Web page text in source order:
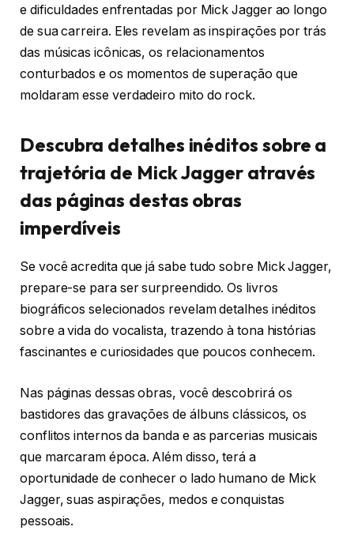
e dificuldades enfrentadas por Mick Jagger ao longo
de sua carreira. Eles revelam as inspirações por trás
das músicas icônicas, os relacionamentos
conturbados e os momentos de superação que
moldaram esse verdadeiro mito do rock.
Descubra detalhes inéditos sobre a
trajetória de Mick Jagger através
das páginas destas obras
imperdíveis
Se você acredita que já sabe tudo sobre Mick Jagger,
prepare-se para ser surpreendido. Os livros
biográficos selecionados revelam detalhes inéditos
sobre a vida do vocalista, trazendo à tona histórias
fascinantes e curiosidades que poucos conhecem.
Nas páginas dessas obras, você descobrirá os
bastidores das gravações de álbuns clássicos, os
conflitos internos da banda e as parcerias musicais
que marcaram época. Além disso, terá a
oportunidade de conhecer o lado humano de Mick
Jagger, suas aspirações, medos e conquistas
pessoais.